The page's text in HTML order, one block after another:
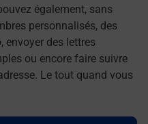
également, sans
personnalisés, des
envoyer des lettres
ou encore faire suivre
Le tout quand vous